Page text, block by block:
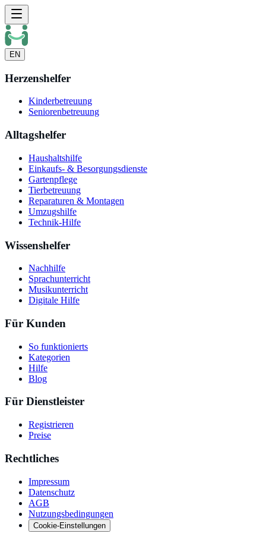
EN
Herzenshelfer
Kinderbetreuung
Seniorenbetreuung
Alltagshelfer
Haushaltshilfe
Einkaufs- & Besorgungsdienste
Gartenpflege
Tierbetreuung
Reparaturen & Montagen
Umzugshilfe
Technik-Hilfe
Wissenshelfer
Nachhilfe
Sprachunterricht
Musikunterricht
Digitale Hilfe
Für Kunden
So funktionierts
Kategorien
Hilfe
Blog
Für Dienstleister
Registrieren
Preise
Rechtliches
Impressum
Datenschutz
AGB
Nutzungsbedingungen
Cookie-Einstellungen